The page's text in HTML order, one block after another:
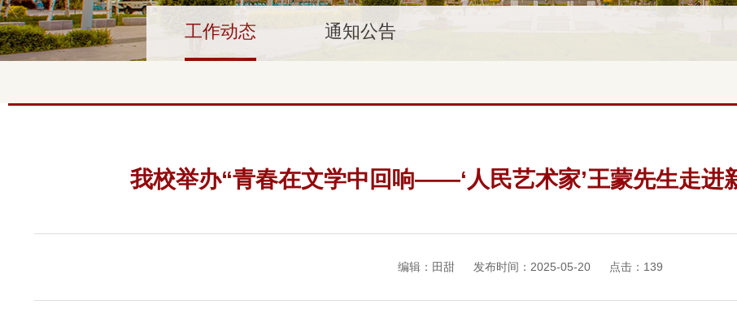
工作动态 通知公告
我校举办“青春在文学中回响——‘人民艺术家’王蒙先生走进
编辑：田甜 发布时间：2025-05-20 点击： 139